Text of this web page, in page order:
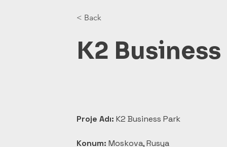
< Back
K2
Proje Adı: K2 Business Park
Konum: Moskova, Rusya